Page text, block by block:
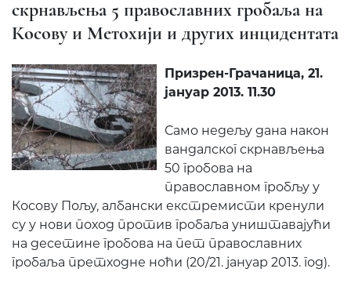
скрнављења 5 православних гробаља на
Косову и Метохији и других инцидентата
Призрен-Грачаница, 21.
јануар 2013. 11.30
Само недељу дана након
вандалског скрнављења
50 гробова на
православном гробљу у
Косову Пољу, албански екстремисти кренули
су у нови поход против гробаља уништавајући
на десетине гробова на пет православних
гробаља претходне ноћи (20/21. јануар 2013. год).